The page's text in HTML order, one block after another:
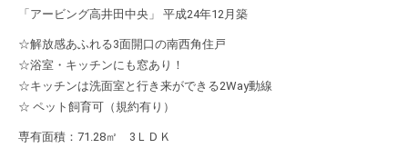
「アービング高井田中央」 平成24年12月築
☆解放感あふれる3面開口の南西角住戸
☆浴室・キッチンにも窓あり！
☆キッチンは洗面室と行き来ができる2Way動線
☆ ペット飼育可（規約有り）
専有面積：71.28㎡ 3ＬＤＫ